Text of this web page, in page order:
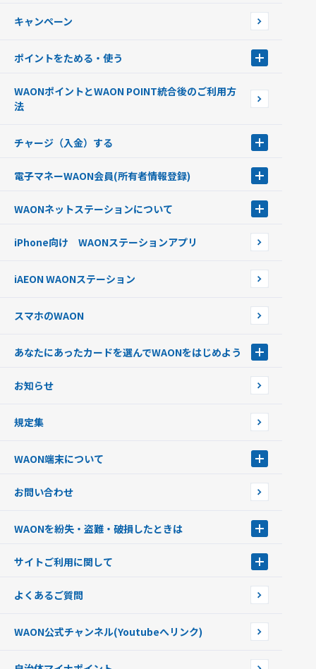
イオン銀行ATM設置場所
キャンペーン
ポイントをためる・使う
ポイントの有効期限について
WAONポイントとWAON POINT統合後のご利用方
法
チャージ（入金）する
現金でチャージする
銀行口座・ATMからチャージする
オートチャージ
ポイントからチャージする
チャージ上限金額の変更について
電子マネーWAON会員(所有者情報登録)
WAON POINTサービス会員登録に伴う個人データの共同利用のお知
WAONネットステーションについて
WAONネットステーションWAON端末について
iPhone向け WAONステーションアプリ
iAEON WAONステーション
スマホのWAON
あなたにあったカードを選んでWAONをはじめよう
フードバンク応援WAON
ご当地WAON
G.G WAON
WAONカード・WAONカードプラス
モバイルWAON
提携WAONカード
お知らせ
規定集
WAON端末について
WAONネットステーション
新型WAONステーション
WAONチャージャーmini
お問い合わせ
WAONを紛失・盗難・破損したときは
WAONカードの拾得について
サイトご利用に関して
企業情報
よくあるご質問
WAON公式チャンネル(Youtubeへリンク)